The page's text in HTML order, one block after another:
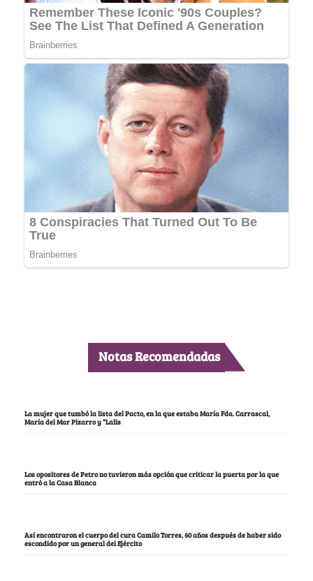
Notas Recomendadas
La mujer que tumbó la lista del Pacto, en la que estaba María Fda. Carrascal,
María del Mar Pizarro y “Lalis
Los opositores de Petro no tuvieron más opción que criticar la puerta por la que
entró a la Casa Blanca
Así encontraron el cuerpo del cura Camilo Torres, 60 años después de haber sido
escondido por un general del Ejército